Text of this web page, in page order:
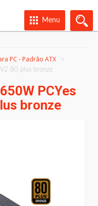
Menu
PC - Padrão ATX
80 plus bronze
PCYes
bronze